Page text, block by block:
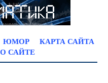
ЮМОР
КАРТА САЙТА
О САЙТЕ